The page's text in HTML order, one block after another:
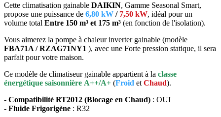
Cette climatisation gainable DAIKIN, Gamme Seasonal Smart,
propose une puissance de 6,80 kW / 7,50 kW, idéal pour un
volume total Entre 150 m³ et 175 m³ (en fonction de l'isolation).
Vous aimerez la pompe à chaleur inverter gainable (modèle
FBA71A / RZAG71NY1 ), avec une Forte pression statique, il sera
parfait pour votre maison.
Ce modèle de climatiseur gainable appartient à la classe
énergétique saisonnière A++/A+ (Froid et Chaud).
- Compatibilité RT2012 (Blocage en Chaud) : OUI
- Fluide Frigorigène : R32